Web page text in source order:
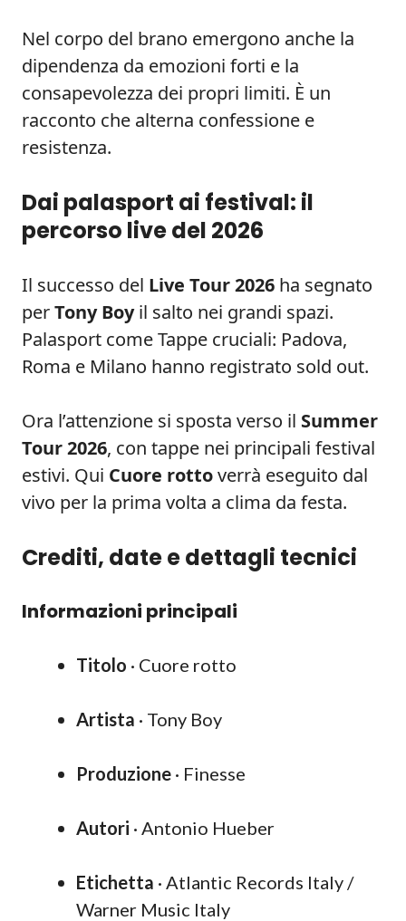
Nel corpo del brano emergono anche la
dipendenza da emozioni forti e la
consapevolezza dei propri limiti. È un
racconto che alterna confessione e
resistenza.
Dai palasport ai festival: il
percorso live del 2026
Il successo del Live Tour 2026 ha segnato
perTony Boyil salto nei grandi spazi.
Palasport come Tappe cruciali: Padova,
Roma e Milano hanno registrato sold out.
Ora l’attenzione si sposta verso il Summer
Tour 2026, con tappe nei principali festival
estivi. Qui Cuore rottoverrà eseguito dal
vivo per la prima volta a clima da festa.
Crediti, date e dettagli tecnici
Informazioni principali
Titolo · Cuore rotto
Artista · Tony Boy
Produzione · Finesse
Autori · Antonio Hueber
Etichetta · Atlantic Records Italy /
Warner Music Italy